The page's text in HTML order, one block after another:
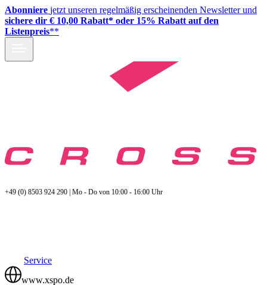
Abonniere jetzt unseren regelmäßig erscheinenden Newsletter und
sichere dir € 10,00 Rabatt* oder 15% Rabatt auf den
Listenpreis**
+49 (0) 8503 924 290 | Mo - Do von 10:00 - 16:00 Uhr
Service
www.xspo.de